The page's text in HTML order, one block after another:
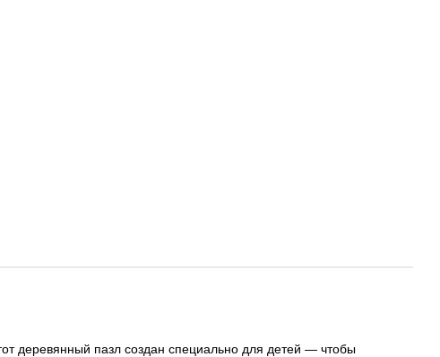
деревянный пазл создан специально для детей — чтобы